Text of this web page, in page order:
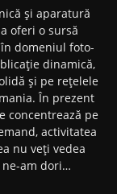
și aparatură
oferi o sursă
domeniul foto-
dinamică,
și pe rețelele
În prezent
concentrează pe
activitatea
nu veți vedea
ne-am dori…